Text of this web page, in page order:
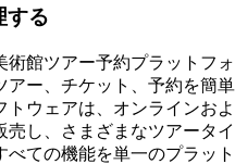
する
術館ツアー予約プラットフ
アー、チケット、予約を簡
トウェアは、オンラインお
売し、さまざまなツアータ
べての機能を単一のプラッ